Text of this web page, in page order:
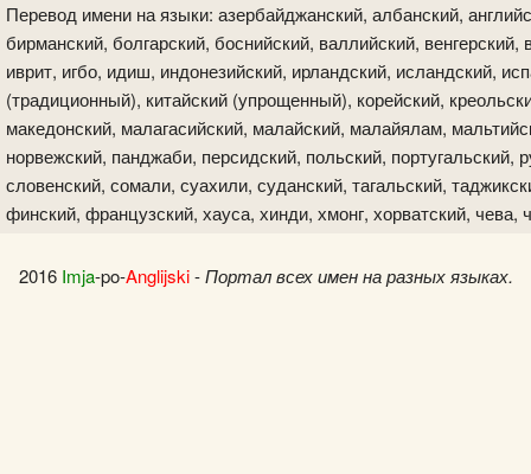
Перевод имени на языки: азербайджанский, албанский,
бирманский, болгарский, боснийский, валлийский, венгерский,
иврит, игбо, идиш, индонезийский, ирландский, исландский,
(традиционный), китайский (упрощенный), корейский,
македонский, малагасийский, малайский, малайялам,
норвежский, панджаби, персидский, польский, португальский,
словенский, сомали, суахили, суданский, тагальский,
финский, французский, хауса, хинди, хмонг, хорватский,
2016 Imja-po-Anglijski-Портал всех имен на разных языках.